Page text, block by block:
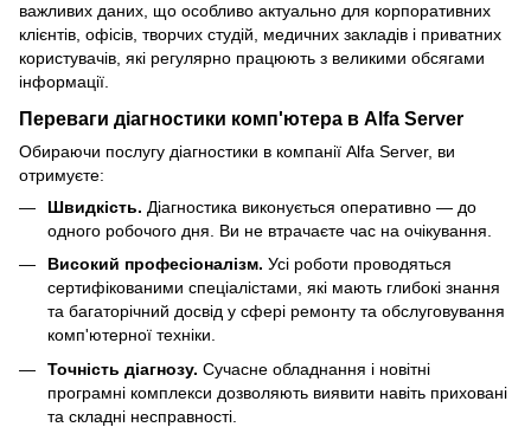
важливих даних, що особливо актуально для корпоративних
клієнтів, офісів, творчих студій, медичних закладів і приватних
користувачів, які регулярно працюють з великими обсягами
інформації.
Переваги діагностики комп'ютера в Alfa Server
Обираючи послугу діагностики в компанії Alfa Server, ви
отримуєте:
Швидкість. Діагностика виконується оперативно — до
одного робочого дня. Ви не втрачаєте час на очікування.
Високий професіоналізм. Усі роботи проводяться
сертифікованими спеціалістами, які мають глибокі знання
та багаторічний досвід у сфері ремонту та обслуговування
комп'ютерної техніки.
Точність діагнозу. Сучасне обладнання і новітні
програмні комплекси дозволяють виявити навіть приховані
та складні несправності.